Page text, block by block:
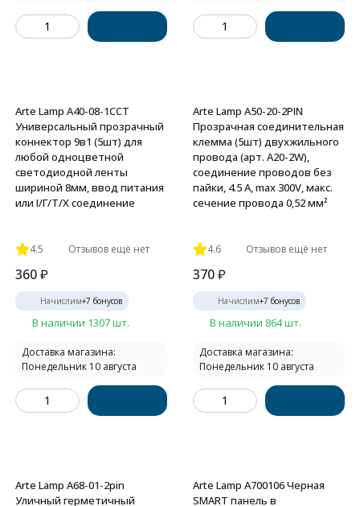
Arte Lamp A40-08-1CCT
Универсальный прозрачный
коннектор 9в1 (5шт) для
любой одноцветной
светодиодной ленты
шириной 8мм, ввод питания
или I/Г/Т/X соединение
4.5 Отзывов ещё нет
360₽
Начислим+7 бонусов
В наличии 1307 шт.
Доставка магазина:
Понедельник 10 августа
Arte Lamp A50-20-2PIN
Прозрачная соединительная
клемма (5шт) двухжильного
провода (арт. A20-2W),
соединение проводов без
пайки, 4.5 А, max 300V, макс.
сечение провода 0,52 мм²
4.6 Отзывов ещё нет
370₽
Начислим+7 бонусов
В наличии 864 шт.
Доставка магазина:
Понедельник 10 августа
Arte Lamp A68-01-2pin
Уличный герметичный
Arte Lamp A700106 Черная
SMART панель в